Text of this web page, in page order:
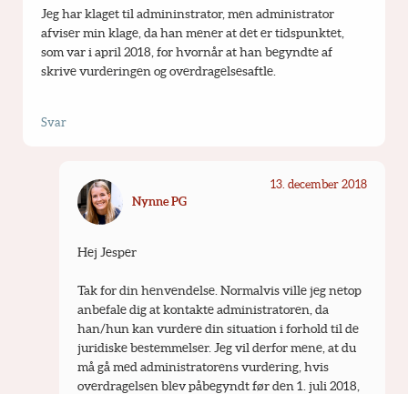
Jeg har klaget til admininstrator, men administrator
afviser min klage, da han mener at det er tidspunktet,
som var i april 2018, for hvornår at han begyndte af
skrive vurderingen og overdragelsesaftle.
Svar
Nynne PG
13. december 2018
Hej Jesper
Tak for din henvendelse. Normalvis ville jeg netop
anbefale dig at kontakte administratoren, da
han/hun kan vurdere din situation i forhold til de
juridiske bestemmelser. Jeg vil derfor mene, at du
må gå med administratorens vurdering, hvis
overdragelsen blev påbegyndt før den 1. juli 2018,